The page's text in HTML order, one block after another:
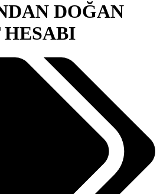
DOĞAN